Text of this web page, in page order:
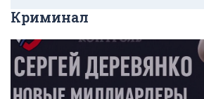
Криминал